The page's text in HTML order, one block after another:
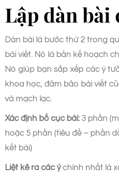
Lập dàn
Dàn bài là bước thứ 2 trong
bài viết. Nó là bản kế hoạch
Nó giúp bạn sắp xếp các ý
khoa học, đảm bảo bài viết
và mạch lạc.
Xác định bố cục bài:3 phần
hoặc 5 phần (tiêu đề – phần
kết bài)
Liệt kê ra các ýchính nhất là